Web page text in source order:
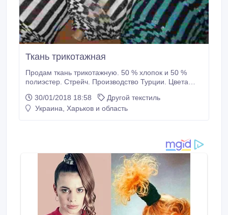
Ткань трикотажная
Продам ткань трикотажную. 50 % хлопок и 50 %
полиэстер. Стрейч. Производство Турции. Цвета
цвета "молоко" полоску. В молочный цвет вплетен
мелкий люрекс. В наличие 6 рулонов. Фото 2. В
30/01/2018 18:58
Другой текстиль
Украина, Харьков и область